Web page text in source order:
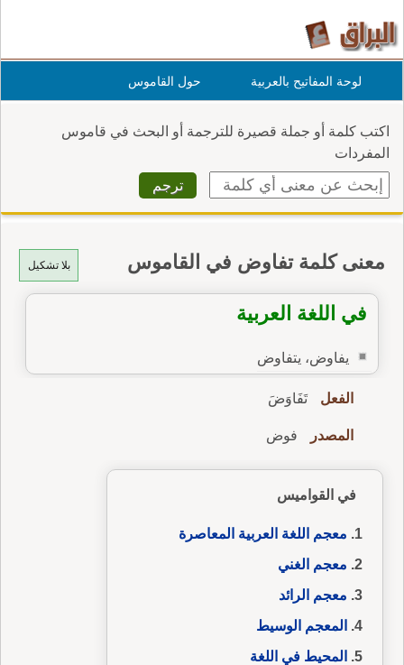
لوحة المفاتيح بالعربية حول القاموس
اكتب كلمة أو جملة قصيرة للترجمة أو البحث في قاموس
المفردات
بلا تشكيل معنى كلمة تفاوض في القاموس
في اللغة العربية
يفاوض، يتفاوض
الفعل تَفَاوَضَ
المصدر فوض
في القواميس
معجم اللغة العربية المعاصرة
معجم الغني
معجم الرائد
المعجم الوسيط
المحيط في اللغة